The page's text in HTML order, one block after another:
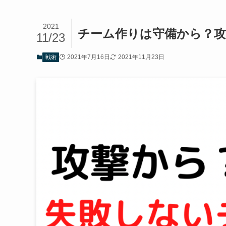
チーム作りは守備から？
2021
11/23
戦術 2021年7月16日 2021年11月23日